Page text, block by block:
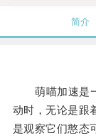
简介
萌喵加速是一
动时，无论是跟
是观察它们憨态